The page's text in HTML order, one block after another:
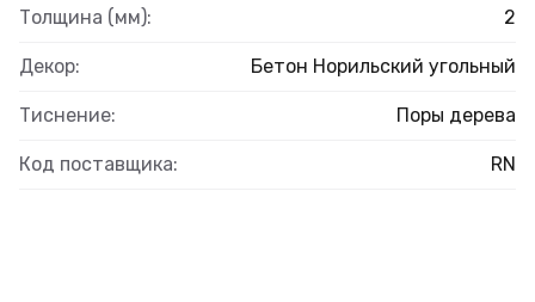
Толщина (мм): 2
Декор: Бетон Норильский угольный
Тиснение: Поры дерева
Код поставщика: RN